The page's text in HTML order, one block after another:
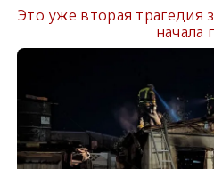
Это уже вторая трагедия
начала